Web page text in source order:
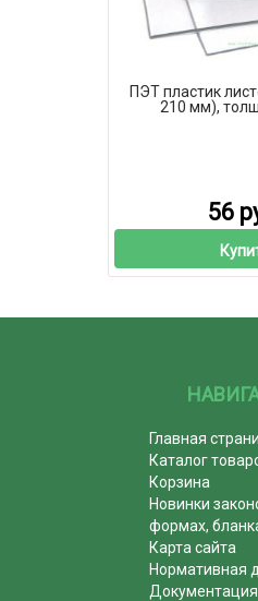
ПЭТ пластик
210 мм),
56
Главная
Каталог
Корзина
Новинки
формах,
Карта сайта
Нормативная